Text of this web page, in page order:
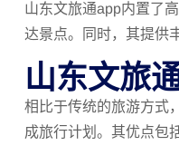
山东文旅通app内置了
达景点。同时，其提供
山东文旅
相比于传统的旅游方式
成旅行计划。其优点包